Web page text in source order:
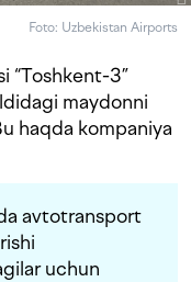
Foto: Uzbekistan Airports
“Toshkent-3”
maydonni
haqda kompaniya
avtotransport
uchun